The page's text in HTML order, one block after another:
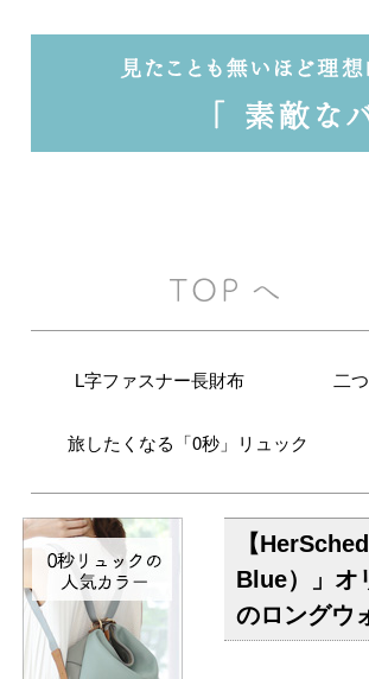
L字ファスナー長財布 二
旅したくなる「0秒」リュック
【
Blue）」オ
のロングウ